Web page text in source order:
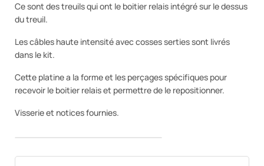
Ce sont des treuils qui ont le boitier relais intégré sur le dessus
du treuil.
Les câbles haute intensité avec cosses serties sont livrés
dans le kit.
Cette platine a la forme et les perçages spécifiques pour
recevoir le boitier relais et permettre de le repositionner.
Visserie et notices fournies.